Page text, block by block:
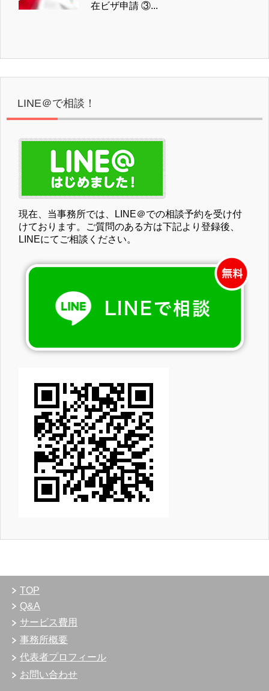
在ビザ申請 ③...
LINE＠で相談！
現在、当事務所では、LINE＠での相談予約を受け付
けております。ご質問のある方は下記より登録後、
LINEにてご相談ください。
TOP
Q&A
サービス費用
事務所概要
代表者プロフィール
お問い合わせ